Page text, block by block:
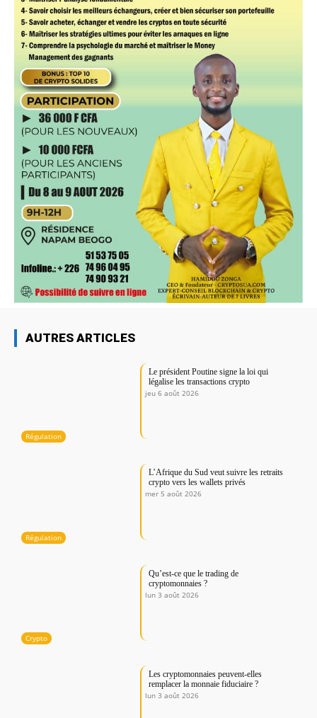
AUTRES ARTICLES
Régulation
Le président Poutine signe la loi qui
légalise les transactions crypto
jeu 6 août 2026
Régulation
L’Afrique du Sud veut suivre les retraits
crypto vers les wallets privés
mer 5 août 2026
Crypto
Qu’est-ce que le trading de
cryptomonnaies ?
lun 3 août 2026
Les cryptomonnaies peuvent-elles
remplacer la monnaie fiduciaire ?
lun 3 août 2026